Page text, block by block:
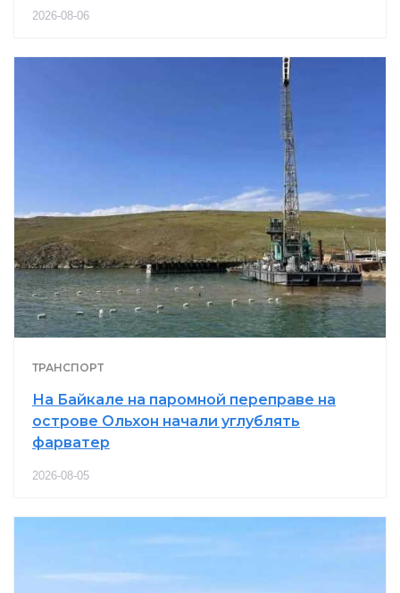
2026-08-06
ТРАНСПОРТ
На Байкале на паромной переправе на
острове Ольхон начали углублять
фарватер
2026-08-05